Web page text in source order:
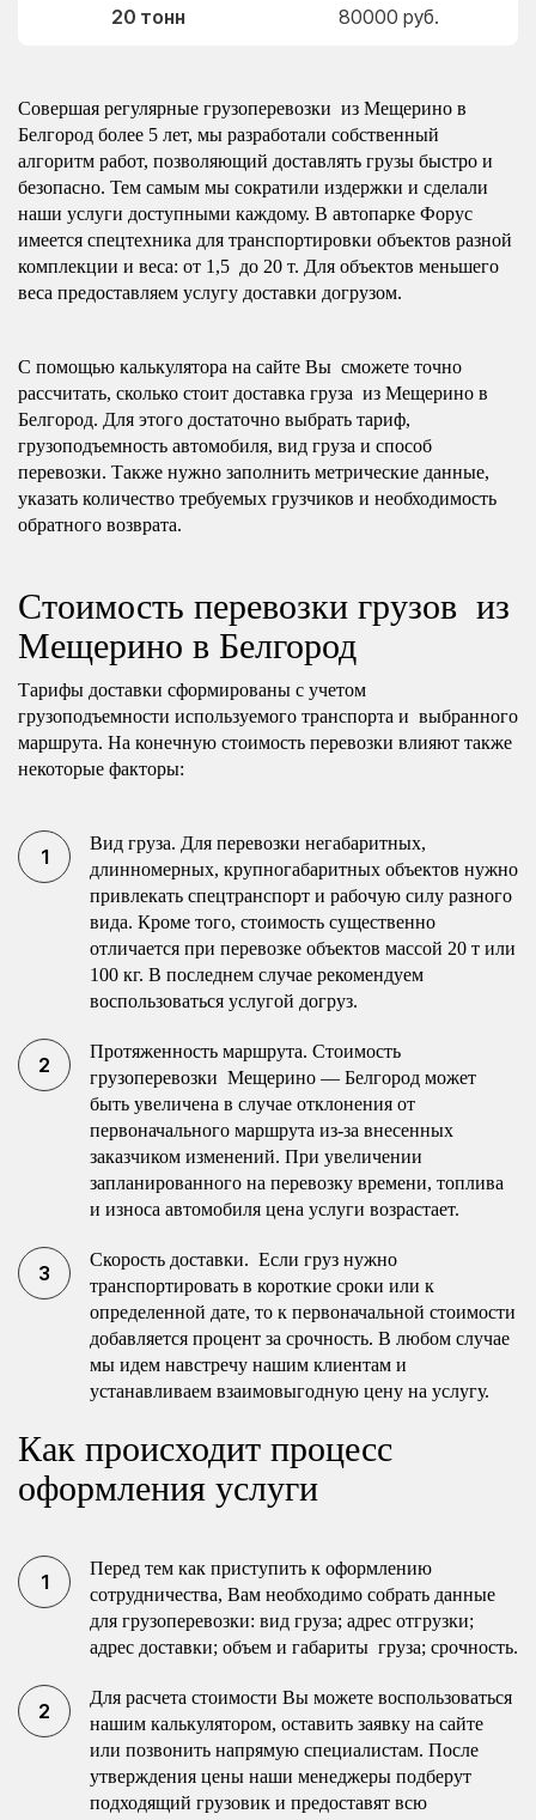
20 тонн 80000 руб.
Совершая регулярные грузоперевозки из Мещерино в
Белгород более 5 лет, мы разработали собственный
алгоритм работ, позволяющий доставлять грузы быстро и
безопасно. Тем самым мы сократили издержки и сделали
наши услуги доступными каждому. В автопарке Форус
имеется спецтехника для транспортировки объектов разной
комплекции и веса: от 1,5 до 20 т. Для объектов меньшего
веса предоставляем услугу доставки догрузом.
С помощью калькулятора на сайте Вы сможете точно
рассчитать, сколько стоит доставка груза из Мещерино в
Белгород. Для этого достаточно выбрать тариф,
грузоподъемность автомобиля, вид груза и способ
перевозки. Также нужно заполнить метрические данные,
указать количество требуемых грузчиков и необходимость
обратного возврата.
Стоимость перевозки грузов из
Мещерино в Белгород
Тарифы доставки сформированы с учетом
грузоподъемности используемого транспорта и выбранного
маршрута. На конечную стоимость перевозки влияют также
некоторые факторы:
Вид груза. Для перевозки негабаритных,
длинномерных, крупногабаритных объектов нужно
привлекать спецтранспорт и рабочую силу разного
вида. Кроме того, стоимость существенно
отличается при перевозке объектов массой 20 т или
100 кг. В последнем случае рекомендуем
воспользоваться услугой догруз.
Протяженность маршрута. Стоимость
грузоперевозки Мещерино — Белгород может
быть увеличена в случае отклонения от
первоначального маршрута из-за внесенных
заказчиком изменений. При увеличении
запланированного на перевозку времени, топлива
и износа автомобиля цена услуги возрастает.
Скорость доставки. Если груз нужно
транспортировать в короткие сроки или к
определенной дате, то к первоначальной стоимости
добавляется процент за срочность. В любом случае
мы идем навстречу нашим клиентам и
устанавливаем взаимовыгодную цену на услугу.
Как происходит процесс
оформления услуги
Перед тем как приступить к оформлению
сотрудничества, Вам необходимо собрать данные
для грузоперевозки: вид груза; адрес отгрузки;
адрес доставки; объем и габариты груза; срочность.
Для расчета стоимости Вы можете воспользоваться
нашим калькулятором, оставить заявку на сайте
или позвонить напрямую специалистам. После
утверждения цены наши менеджеры подберут
подходящий грузовик и предоставят всю